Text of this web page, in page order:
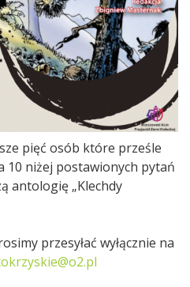
pięć osób które prześle
10 niżej postawionych pytań
antologię „Klechdy
przesyłać wyłącznie na